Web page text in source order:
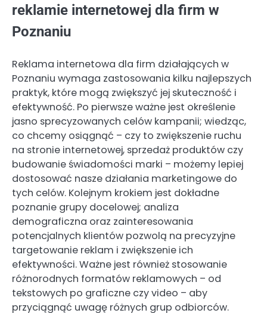
reklamie internetowej dla firm w
Poznaniu
Reklama internetowa dla firm działających w
Poznaniu wymaga zastosowania kilku najlepszych
praktyk, które mogą zwiększyć jej skuteczność i
efektywność. Po pierwsze ważne jest określenie
jasno sprecyzowanych celów kampanii; wiedząc,
co chcemy osiągnąć – czy to zwiększenie ruchu
na stronie internetowej, sprzedaż produktów czy
budowanie świadomości marki – możemy lepiej
dostosować nasze działania marketingowe do
tych celów. Kolejnym krokiem jest dokładne
poznanie grupy docelowej; analiza
demograficzna oraz zainteresowania
potencjalnych klientów pozwolą na precyzyjne
targetowanie reklam i zwiększenie ich
efektywności. Ważne jest również stosowanie
różnorodnych formatów reklamowych – od
tekstowych po graficzne czy video – aby
przyciągnąć uwagę różnych grup odbiorców.